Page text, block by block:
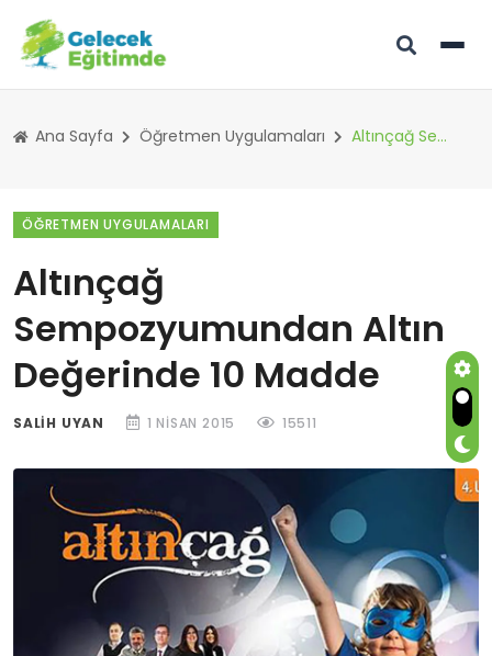
Ana Sayfa Öğretmen Uygulamaları Altınçağ Sempozyumundan Altın Değerinde 10 Madde
ÖĞRETMEN UYGULAMALARI
Altınçağ
Sempozyumundan Altın
Değerinde 10 Madde
SALIH UYAN 1 NISAN 2015 15511